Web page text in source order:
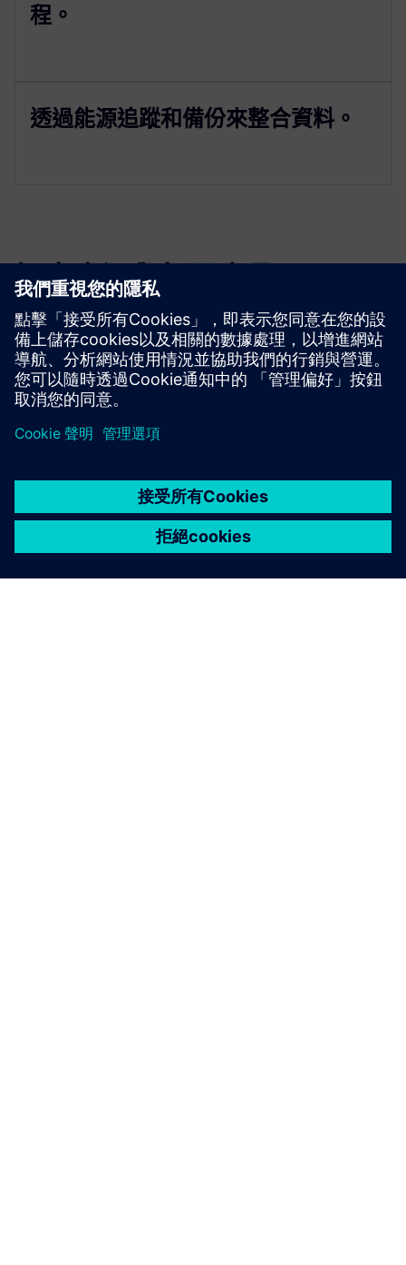
程。
透過能源追蹤和備份來整合資料。
探索資源與相關產品
先決條件